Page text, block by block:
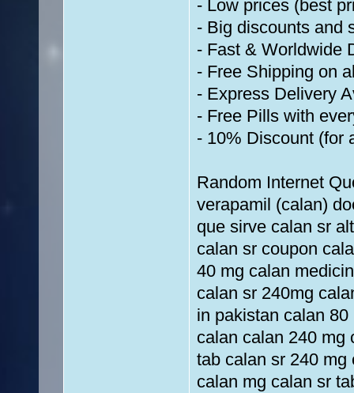
- Low prices (best
- Big discounts and
- Fast & Worldwide
- Free Shipping on
- Express Delivery
- Free Pills with
- 10% Discount (for
Random Internet
verapamil (calan)
que sirve calan sr
calan sr coupon
40 mg calan
calan sr 240mg
in pakistan calan
calan calan 240 mg
tab calan sr 240 mg
calan mg calan sr